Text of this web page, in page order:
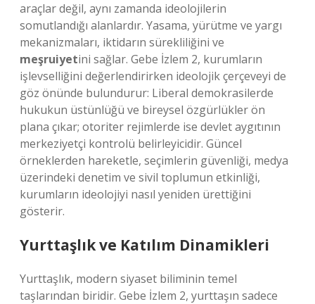
araçlar değil, aynı zamanda ideolojilerin
somutlandığı alanlardır. Yasama, yürütme ve yargı
mekanizmaları, iktidarın sürekliliğini ve
meşruiyetini sağlar. Gebe İzlem 2, kurumların
işlevselliğini değerlendirirken ideolojik çerçeveyi de
göz önünde bulundurur: Liberal demokrasilerde
hukukun üstünlüğü ve bireysel özgürlükler ön
plana çıkar; otoriter rejimlerde ise devlet aygıtının
merkeziyetçi kontrolü belirleyicidir. Güncel
örneklerden hareketle, seçimlerin güvenliği, medya
üzerindeki denetim ve sivil toplumun etkinliği,
kurumların ideolojiyi nasıl yeniden ürettiğini
gösterir.
Yurttaşlık ve Katılım Dinamikleri
Yurttaşlık, modern siyaset biliminin temel
taşlarından biridir. Gebe İzlem 2, yurttaşın sadece